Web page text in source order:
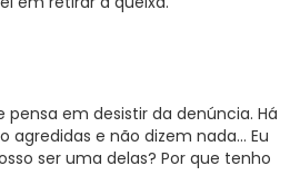
pensa em desistir da denúncia. Há
agredidas e não dizem nada… Eu
ser uma delas? Por que tenho